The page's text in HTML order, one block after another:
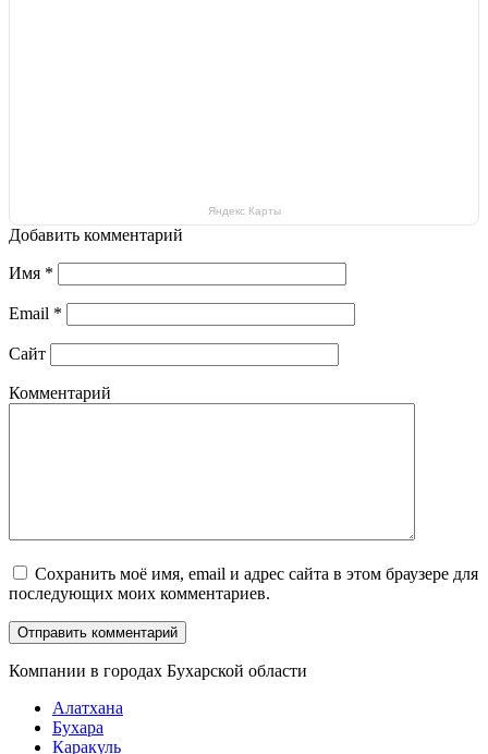
Яндекс Карты
Добавить комментарий
Имя *
Email *
Сайт
Комментарий
Сохранить моё имя, email и адрес сайта в этом браузере для
последующих моих комментариев.
Компании в городах Бухарской области
Алатхана
Бухара
Каракуль